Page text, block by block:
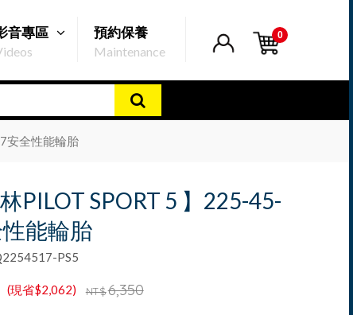
0
音專區 預約保養
Maintenance
安全性能輪胎
林PILOT SPORT 5 】225-45-
能輪胎
PS5
(現省$2,062) NT$6,350